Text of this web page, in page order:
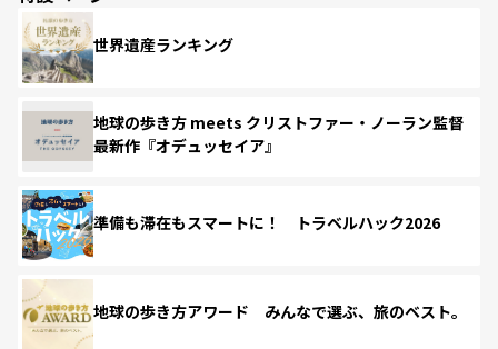
世界遺産ランキング
地球の歩き方 meets クリストファー・ノーラン監督
最新作『オデュッセイア』
準備も滞在もスマートに！ トラベルハック2026
地球の歩き方アワード みんなで選ぶ、旅のベスト。